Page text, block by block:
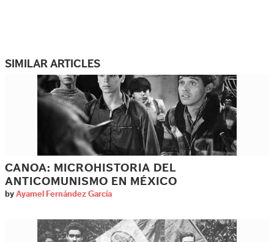
SIMILAR ARTICLES
CANOA: MICROHISTORIA DEL
ANTICOMUNISMO EN MÉXICO
by Ayamel Fernández García